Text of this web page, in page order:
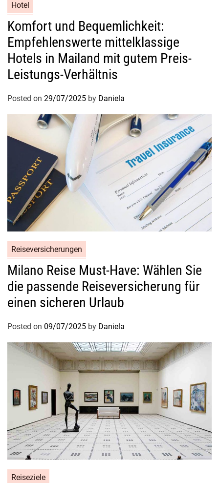
o
r
t
f
ü
u
n
v
g
s
B
e
g
e
g
u
n
g
n
m
i
t
d
e
Hotel
Komfort und Bequemlichkeit:
Empfehlenswerte mittelklassige
Hotels in Mailand mit gutem Preis-
Leistungs-Verhältnis
Posted on 29/07/2025 by Daniela
Reiseversicherungen
Milano Reise Must-Have: Wählen Sie
die passende Reiseversicherung für
einen sicheren Urlaub
Posted on 09/07/2025 by Daniela
Reiseziele